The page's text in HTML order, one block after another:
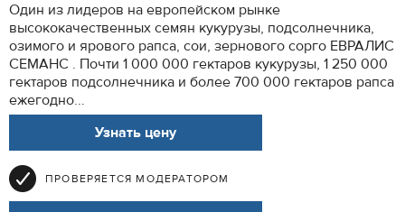
Один из лидеров на европейском рынке
высококачественных семян кукурузы, подсолнечника,
озимого и ярового рапса, сои, зернового сорго ЕВРАЛИС
СЕМАНС . Почти 1 000 000 гектаров кукурузы, 1 250 000
гектаров подсолнечника и более 700 000 гектаров рапса
ежегодно...
Узнать цену
ПРОВЕРЯЕТСЯ МОДЕРАТОРОМ